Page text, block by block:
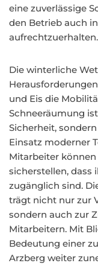
eine zuverlässige
den Betrieb auch
aufrechtzuerhalten.
Die winterliche
und Eis die
Schneeräumung
Sicherheit,
Einsatz moderner
Mitarbeiter
sicherstellen, dass
zugänglich sind.
trägt nicht nur zur
sondern auch zur
Mitarbeitern. Mit
Bedeutung einer
Arzberg weiter